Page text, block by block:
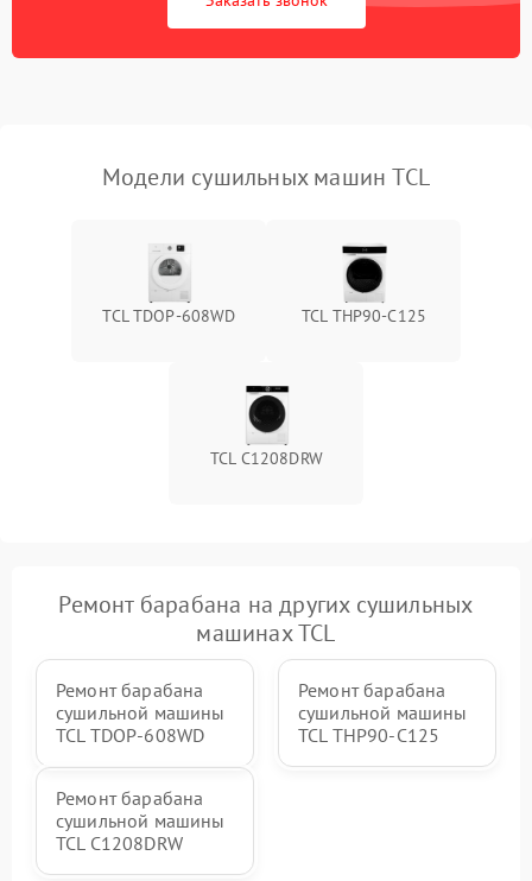
1500 ₽ Подробнее →
Модели сушильных машин TCL
TCL TDOP-608WD TCL THP90-C125
TCL C1208DRW
Ремонт барабана на других сушильных
машинах TCL
Ремонт барабана
сушильной машины
TCL TDOP-608WD
Ремонт барабана
сушильной машины
TCL THP90-C125
Ремонт барабана
сушильной машины
TCL C1208DRW